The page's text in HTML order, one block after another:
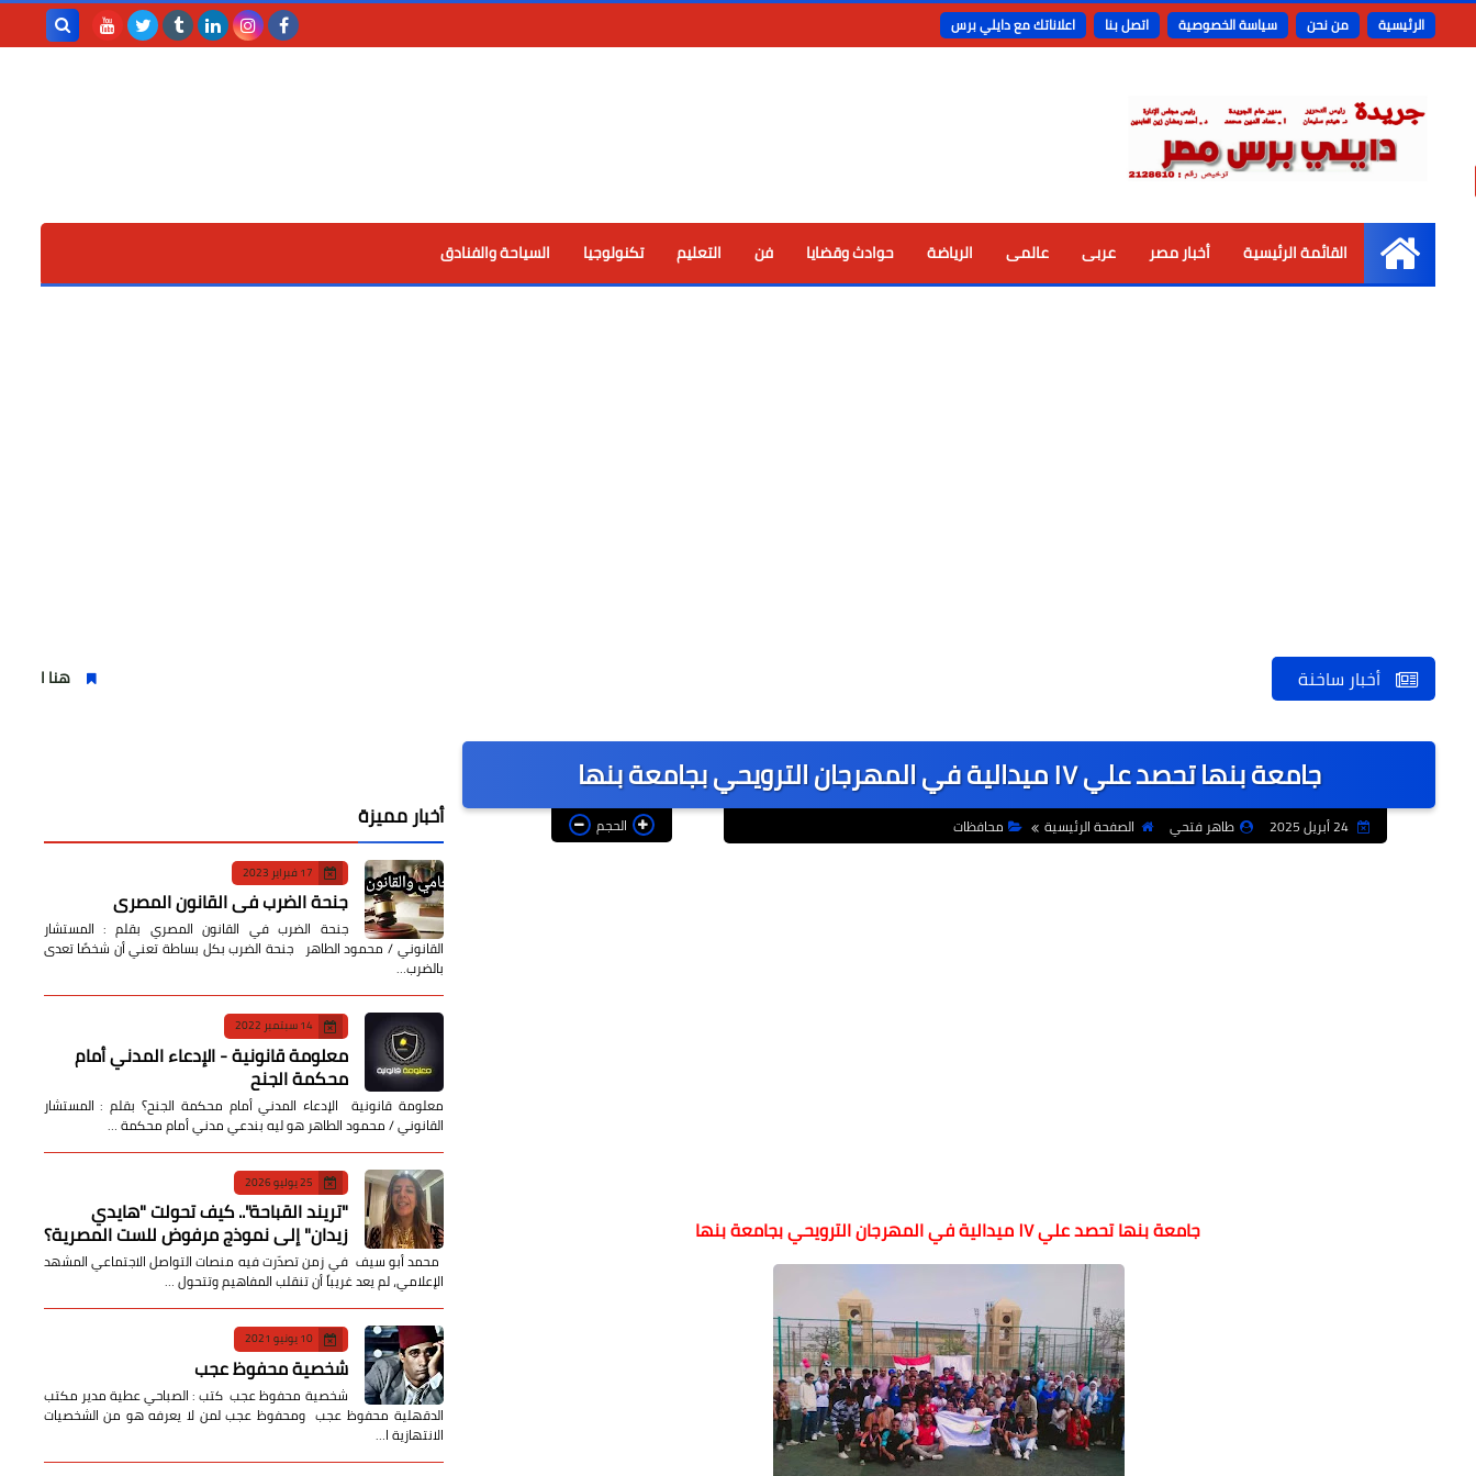
الرئيسية من نحن سياسة الخصوصية اتصل بنا اعلاناتك مع دايلي برس
الرئيسية
القائمة الرئيسية أخبار مصر عربى عالمى الرياضة حوادث وقضايا فن التعليم تكنولوجيا السياحة والفنادق
أخبار ساخنة هنا اقتصاد يُصنع ..شهر
جامعة بنها تحصد علي ١٧ ميدالية في المهرجان الترويحي بجامعة بنها
24 أبريل 2025 طاهر فتحي الصفحة الرئيسية محافظات الحجم
جامعة بنها تحصد علي ١٧ ميدالية في المهرجان الترويحي بجامعة بنها
أخبار مميزة
17 فبراير 2023
جنحة الضرب في القانون المصري
جنحة الضرب في القانون المصري بقلم : المستشار
القانوني / محمود الطاهر جنحة الضرب بكل بساطة تعني أن شخصًا تعدى
بالضرب…
14 سبتمبر 2022
معلومة قانونية - الإدعاء المدني أمام
محكمة الجنح
معلومة قانونية الإدعاء المدني أمام محكمة الجنح؟ بقلم : المستشار
القانوني / محمود الطاهر هو ليه بندعي مدني أمام محكمة …
25 يوليو 2026
​"تريند القباحة".. كيف تحولت "هايدي
زيدان" إلى نموذج مرفوض للست المصرية؟
​ محمد أبو سيف ​في زمن تصدّرت فيه منصات التواصل الاجتماعي المشهد
الإعلامي، لم يعد غريباً أن تنقلب المفاهيم وتتحول …
10 يونيو 2021
شخصية محفوظ عجب
شخصية محفوظ عجب كتب : الصباحي عطية مدير مكتب
الدقهلية محفوظ عجب ومحفوظ عجب لمن لا يعرفه هو من الشخصيات
الانتهازية ا…